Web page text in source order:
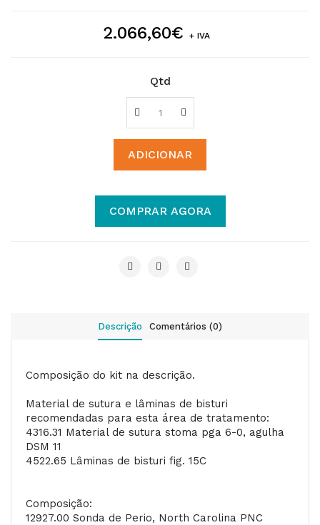
2.066,60€ + IVA
Qtd
ADICIONAR
COMPRAR AGORA
Descrição Comentários (0)
Composição do kit na descrição.
Material de sutura e lâminas de bisturi
recomendadas para esta área de tratamento:
4316.31 Material de sutura stoma pga 6-0, agulha
DSM 11
4522.65 Lâminas de bisturi fig. 15C
Composição:
12927.00 Sonda de Perio, North Carolina PNC